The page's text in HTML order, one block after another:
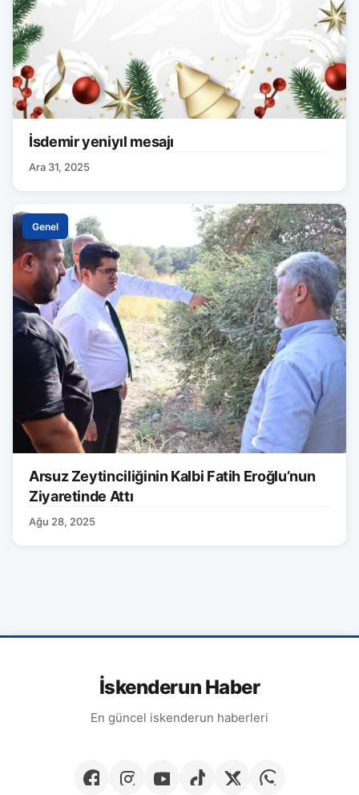
İsdemir yeniyıl mesajı
Ara 31, 2025
Genel
Arsuz Zeytinciliğinin Kalbi Fatih Eroğlu’nun
Ziyaretinde Attı
Ağu 28, 2025
İskenderun Haber
En güncel iskenderun haberleri